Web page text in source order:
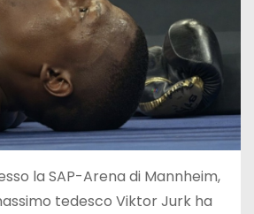
la SAP-Arena di Mannheim,
tedesco Viktor Jurk ha